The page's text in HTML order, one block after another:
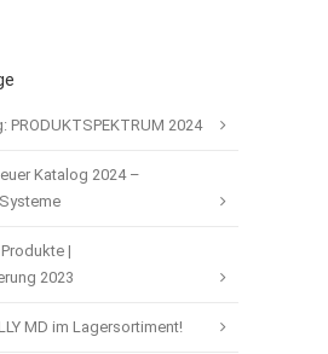
PRODUKTSPEKTRUM 2024
Katalog 2024 –
|
2023
MD im Lagersortiment!